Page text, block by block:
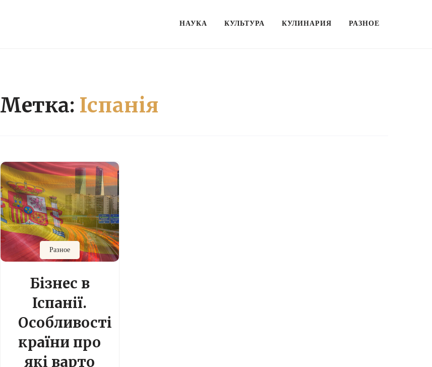
НАУКА КУЛЬТУРА КУЛИНАРИЯ РАЗНОЕ
Метка: Іспанія
Разное
Бізнес в
Іспанії.
Особливості
країни про
які варто